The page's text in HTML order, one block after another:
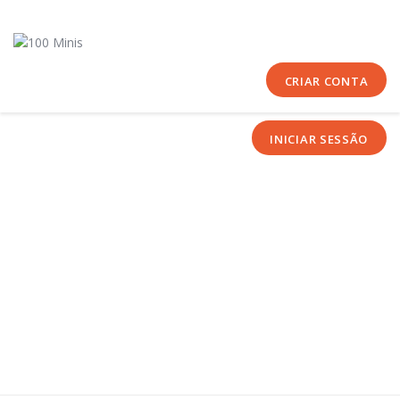
CRIAR CONTA
INICIAR SESSÃO
Sobre Nós